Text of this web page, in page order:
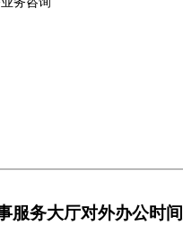
服务大厅对外办公时